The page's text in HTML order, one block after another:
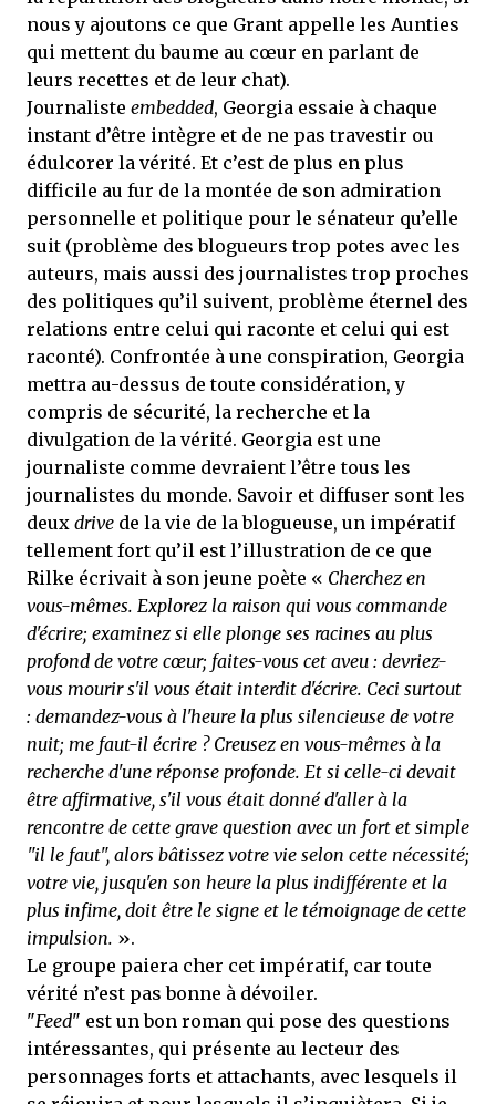
nous y ajoutons ce que Grant appelle les Aunties
qui mettent du baume au cœur en parlant de
leurs recettes et de leur chat).
Journaliste embedded, Georgia essaie à chaque
instant d’être intègre et de ne pas travestir ou
édulcorer la vérité. Et c’est de plus en plus
difficile au fur de la montée de son admiration
personnelle et politique pour le sénateur qu’elle
suit (problème des blogueurs trop potes avec les
auteurs, mais aussi des journalistes trop proches
des politiques qu’il suivent, problème éternel des
relations entre celui qui raconte et celui qui est
raconté). Confrontée à une conspiration, Georgia
mettra au-dessus de toute considération, y
compris de sécurité, la recherche et la
divulgation de la vérité. Georgia est une
journaliste comme devraient l’être tous les
journalistes du monde. Savoir et diffuser sont les
deux drive de la vie de la blogueuse, un impératif
tellement fort qu’il est l’illustration de ce que
Rilke écrivait à son jeune poète « Cherchez en
vous-mêmes. Explorez la raison qui vous commande
d'écrire; examinez si elle plonge ses racines au plus
profond de votre cœur; faites-vous cet aveu : devriez-
vous mourir s'il vous était interdit d'écrire. Ceci surtout
: demandez-vous à l'heure la plus silencieuse de votre
nuit; me faut-il écrire ? Creusez en vous-mêmes à la
recherche d'une réponse profonde. Et si celle-ci devait
être affirmative, s'il vous était donné d'aller à la
rencontre de cette grave question avec un fort et simple
"il le faut", alors bâtissez votre vie selon cette nécessité;
votre vie, jusqu'en son heure la plus indifférente et la
plus infime, doit être le signe et le témoignage de cette
impulsion. ».
Le groupe paiera cher cet impératif, car toute
vérité n’est pas bonne à dévoiler.
"Feed" est un bon roman qui pose des questions
intéressantes, qui présente au lecteur des
personnages forts et attachants, avec lesquels il